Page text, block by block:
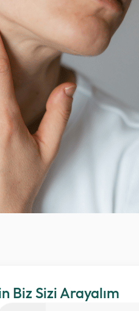
Biz Sizi Arayalım